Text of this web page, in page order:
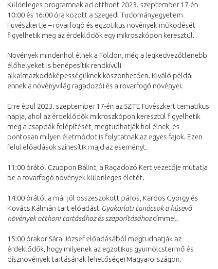
Különleges programnak ad otthont 2023. szeptember 17-én
10:00 és 16:00 óra között a Szegedi Tudományegyetem
Füvészkertje – rovarfogó és egzotikus növények működését
figyelhetik meg az érdeklődők egy mikroszkópon keresztül.
Növények mindenhol élnek a Földön, még a legkedvezőtlenebb
élőhelyeket is benépesítik rendkívüli
alkalmazkodóképességüknek köszönhetően. Kiváló példái
ennek a növényvilág ragadozói és a rovarfogó növényei.
Erre épül 2023. szeptember 17-én az SZTE Füvészkert tematikus
napja, ahol az érdeklődők mikroszkópon keresztül figyelhetik
meg a csapdák felépítését, megtudhatják hol élnek, és
pontosan milyen életmódot is folytatnak az egyes fajok. Ezen
felül előadások színesítik majd az eseményt.
11:00 órától Czuppon Bálint, a Ragadozó Kert vezetője mutatja
be a rovarfogó növények különleges életét.
14:00 órától a már jól összeszokott páros, Kardos György és
Kovács Kálmán tart előadást Gyakorlati tanácsok a húsevő
növények otthoni tartásához és szaporításáhozcímmel.
15:00 órakor Sára József előadásából megtudhatják az
érdeklődők, hogy milyenek az egzotikus gyümölcstermő és
dísznövények tartásának lehetőségei Magyarországon.